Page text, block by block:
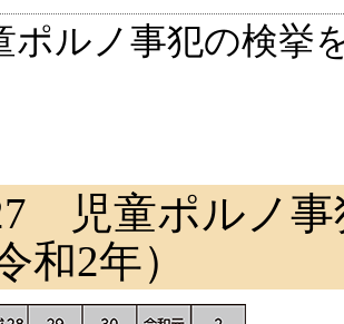
ポルノ事犯の検挙
児童ポルノ事
和2年）